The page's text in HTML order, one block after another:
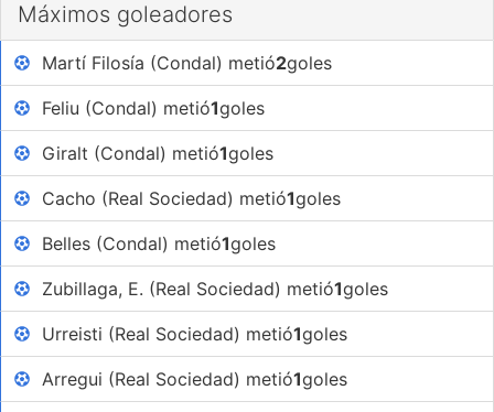
Máximos goleadores
Martí Filosía (Condal) metió2goles
Feliu (Condal) metió1goles
Giralt (Condal) metió1goles
Cacho (Real Sociedad) metió1goles
Belles (Condal) metió1goles
Zubillaga, E. (Real Sociedad) metió1goles
Urreisti (Real Sociedad) metió1goles
Arregui (Real Sociedad) metió1goles